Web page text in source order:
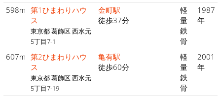
598m 第1ひまわりハウ
ス
東京都 葛飾区 西水元
5丁目7-1
金町駅
徒歩37分
軽
量
鉄
骨
1987
年
607m 第2ひまわりハウ
ス
東京都 葛飾区 西水元
5丁目7-19
亀有駅
徒歩60分
軽
量
鉄
骨
2001
年